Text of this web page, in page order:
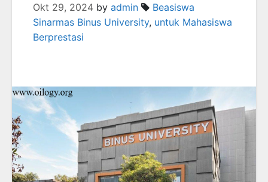
Okt 29, 2024 by admin
Beasiswa
Sinarmas Binus University, untuk Mahasiswa
Berprestasi